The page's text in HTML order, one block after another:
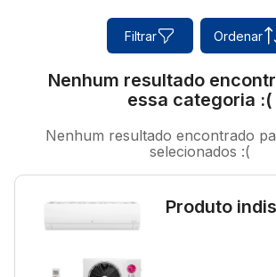
Filtrar Ordenar
Nenhum resultado
essa categoria :(
Nenhum resultado encontrado
selecionados :(
Produto